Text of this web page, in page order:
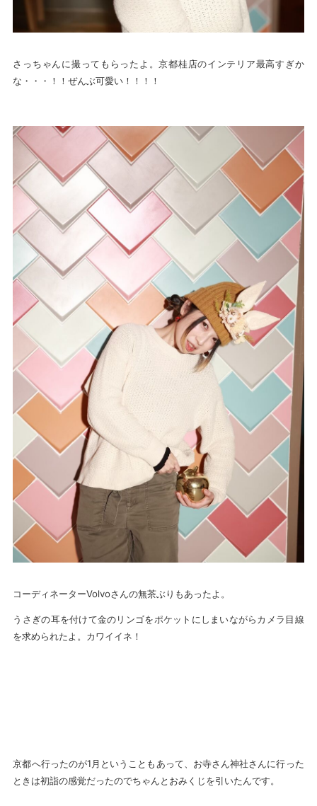
さっちゃんに撮ってもらったよ。京都桂店のインテリア最高すぎか
な・・・！！ぜんぶ可愛い！！！！
コーディネーターVolvoさんの無茶ぶりもあったよ。
うさぎの耳を付けて金のリンゴをポケットにしまいながらカメラ目線
を求められたよ。カワイイネ！
京都へ行ったのが1月ということもあって、お寺さん神社さんに行った
ときは初詣の感覚だったのでちゃんとおみくじを引いたんです。